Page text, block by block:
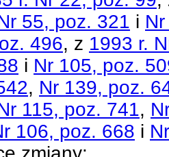
55, poz. 321 i
496, z 1993 r.
i Nr 105, poz.
, Nr 139, poz.
115, poz. 741,
106, poz. 668 i